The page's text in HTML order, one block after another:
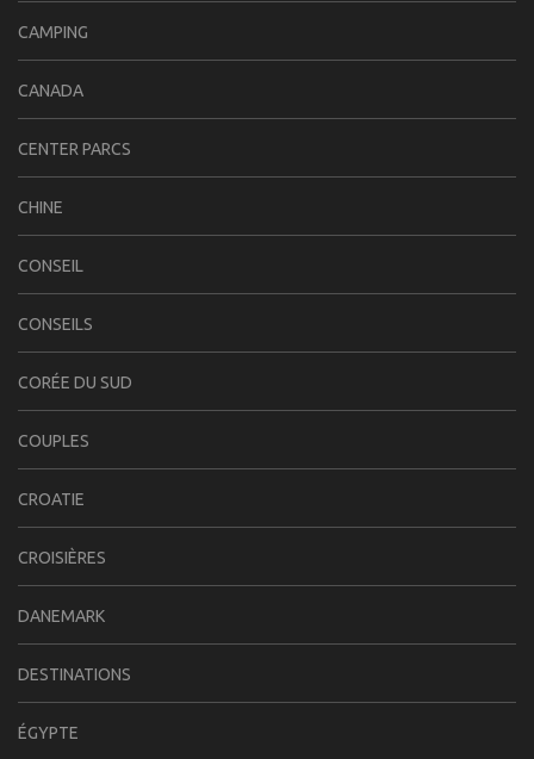
CAMPING
CANADA
CENTER PARCS
CHINE
CONSEIL
CONSEILS
CORÉE DU SUD
COUPLES
CROATIE
CROISIÈRES
DANEMARK
DESTINATIONS
ÉGYPTE